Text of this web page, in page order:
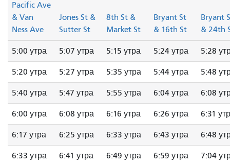
Pacific Ave
& Van
Ness Ave
Jones St &
Sutter St
8th St &
Market St
Bryant St
& 16th St
Bryant
& 24th
5:00 утра 5:07 утра 5:15 утра 5:24 утра 5:28
5:20 утра 5:27 утра 5:35 утра 5:44 утра 5:48
5:40 утра 5:47 утра 5:55 утра 6:04 утра 6:08
6:00 утра 6:08 утра 6:16 утра 6:26 утра 6:31
6:17 утра 6:25 утра 6:33 утра 6:43 утра 6:48
6:33 утра 6:41 утра 6:49 утра 6:59 утра 7:04